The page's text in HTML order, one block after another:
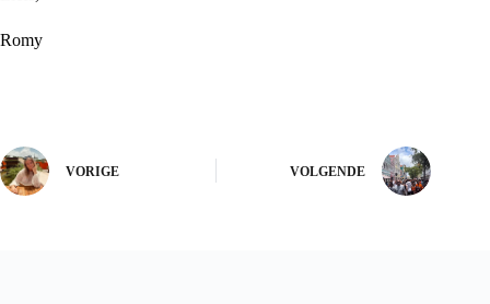
Romy
VORIGE VOLGENDE